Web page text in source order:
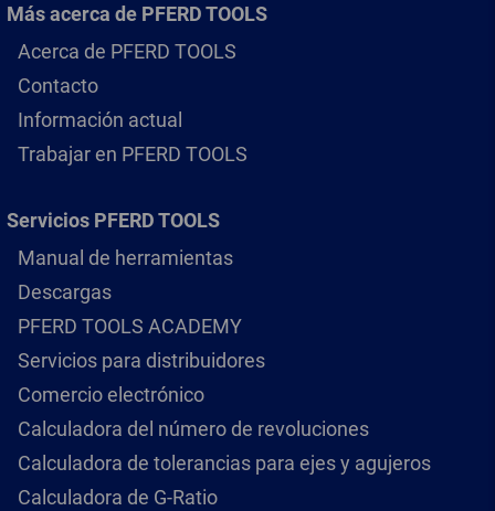
Más acerca de PFERD TOOLS
Acerca de PFERD TOOLS
Contacto
Información actual
Trabajar en PFERD TOOLS
Servicios PFERD TOOLS
Manual de herramientas
Descargas
PFERD TOOLS ACADEMY
Servicios para distribuidores
Comercio electrónico
Calculadora del número de revoluciones
Calculadora de tolerancias para ejes y agujeros
Calculadora de G-Ratio